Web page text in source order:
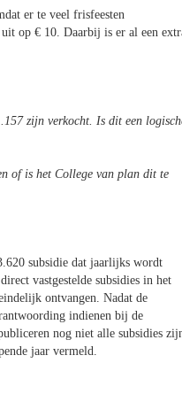
er te veel frisfeesten
op € 10. Daarbij is er al een
zijn verkocht. Is dit een
of is het College van plan dit te
subsidie dat jaarlijks wordt
vastgestelde subsidies in het
ontvangen. Nadat de
indienen bij de
nog niet alle subsidies
jaar vermeld.